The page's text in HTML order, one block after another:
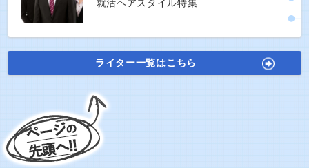
就活ヘアスタイル特集
ライター一覧はこちら